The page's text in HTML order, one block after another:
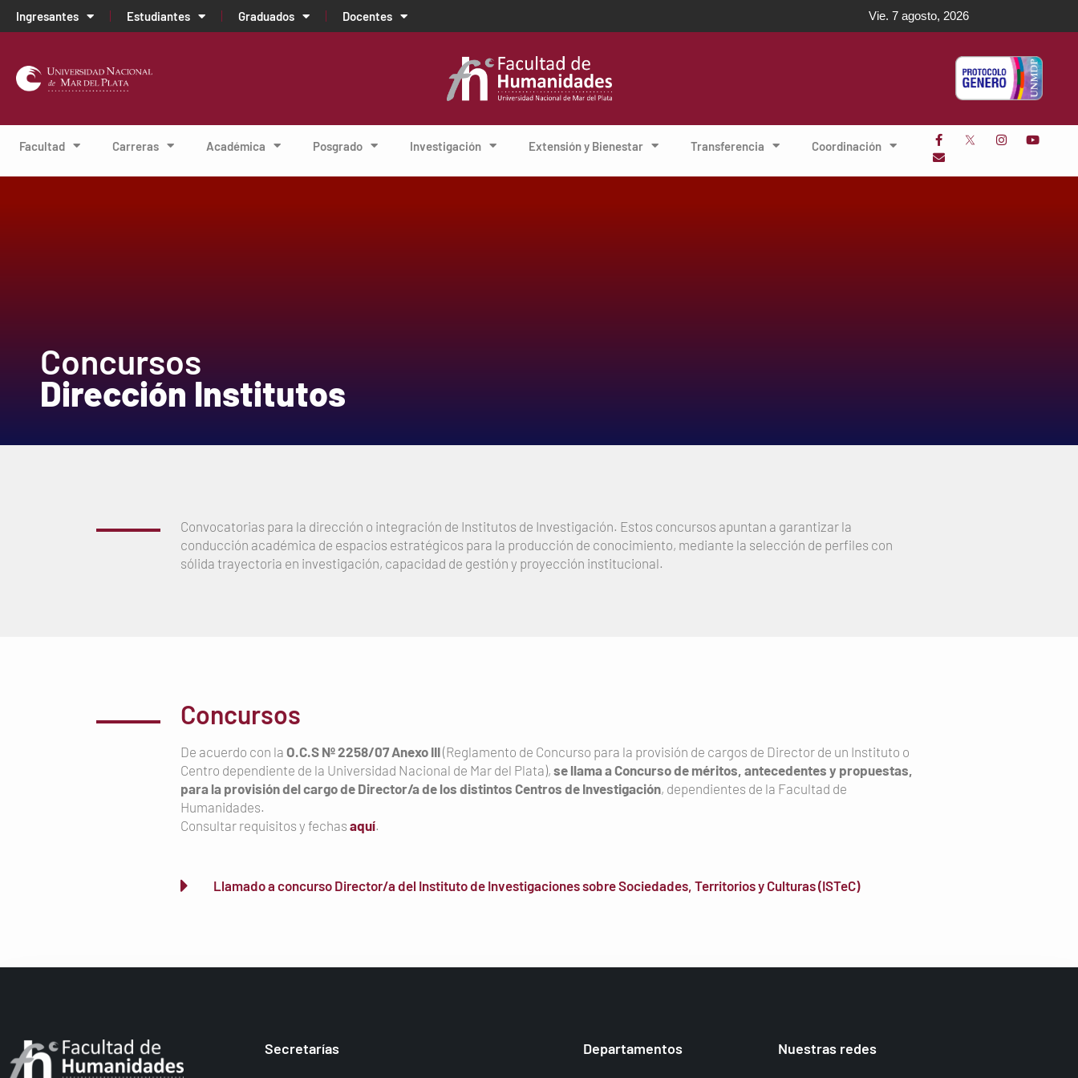
Ingresantes Estudiantes Graduados Docentes Vie. 7 agosto, 2026
Facultad Carreras Académica Posgrado Investigación Extensión y Bienestar Transferencia Coordinación
Concursos
Dirección Institutos
Convocatorias para la dirección o integración de Institutos de Investigación. Estos concursos apuntan a garantizar la
conducción académica de espacios estratégicos para la producción de conocimiento, mediante la selección de perfiles con
sólida trayectoria en investigación, capacidad de gestión y proyección institucional.
Concursos
De acuerdo con la O.C.S Nº 2258/07 Anexo III(Reglamento de Concurso para la provisión de cargos de Director de un Instituto o
Centro dependiente de la Universidad Nacional de Mar del Plata), se llama a Concurso de méritos, antecedentes y propuestas,
para la provisión del cargo de Director/a de los distintos Centros de Investigación, dependientes de la Facultad de
Humanidades.
Consultar requisitos y fechas aquí.
Llamado a concurso Director/a del Instituto de Investigaciones sobre Sociedades, Territorios y Culturas (ISTeC)
Secretarías Departamentos Nuestras redes